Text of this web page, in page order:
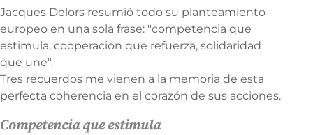
Jacques Delors resumió todo su planteamiento
europeo en una sola frase: "competencia que
estimula, cooperación que refuerza, solidaridad
que une".
Tres recuerdos me vienen a la memoria de esta
perfecta coherencia en el corazón de sus acciones.
Competencia que estimula